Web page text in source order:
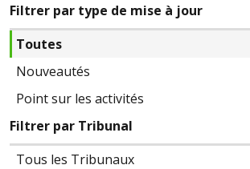
Filtrer par type de mise à jour
Toutes
Nouveautés
Point sur les activités
Filtrer par Tribunal
Tous les Tribunaux